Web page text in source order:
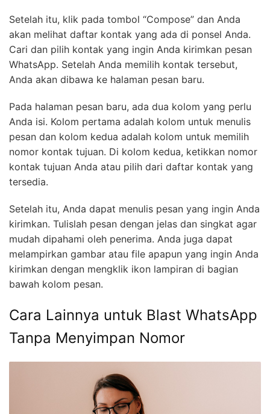
Setelah itu, klik pada tombol “Compose” dan Anda
akan melihat daftar kontak yang ada di ponsel Anda.
Cari dan pilih kontak yang ingin Anda kirimkan pesan
WhatsApp. Setelah Anda memilih kontak tersebut,
Anda akan dibawa ke halaman pesan baru.
Pada halaman pesan baru, ada dua kolom yang perlu
Anda isi. Kolom pertama adalah kolom untuk menulis
pesan dan kolom kedua adalah kolom untuk memilih
nomor kontak tujuan. Di kolom kedua, ketikkan nomor
kontak tujuan Anda atau pilih dari daftar kontak yang
tersedia.
Setelah itu, Anda dapat menulis pesan yang ingin Anda
kirimkan. Tulislah pesan dengan jelas dan singkat agar
mudah dipahami oleh penerima. Anda juga dapat
melampirkan gambar atau file apapun yang ingin Anda
kirimkan dengan mengklik ikon lampiran di bagian
bawah kolom pesan.
Cara Lainnya untuk Blast WhatsApp
Tanpa Menyimpan Nomor